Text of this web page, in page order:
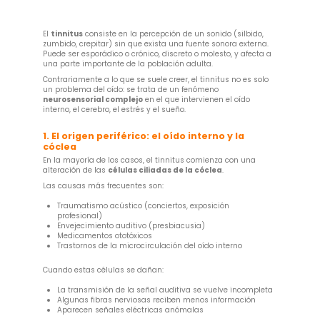
El tinnitusconsiste en la percepción de un sonido (silbido,
zumbido, crepitar) sin que exista una fuente sonora externa.
Puede ser esporádico o crónico, discreto o molesto, y afecta a
una parte importante de la población adulta.
Contrariamente a lo que se suele creer, el tinnitus no es solo
un problema del oído: se trata de un fenómeno
neurosensorial complejoen el que intervienen el oído
interno, el cerebro, el estrés y el sueño.
1. El origen periférico: el oído interno y la
cóclea
En la mayoría de los casos, el tinnitus comienza con una
alteración de las células ciliadas de la cóclea.
Las causas más frecuentes son:
Traumatismo acústico (conciertos, exposición
profesional)
Envejecimiento auditivo (presbiacusia)
Medicamentos ototóxicos
Trastornos de la microcirculación del oído interno
Cuando estas células se dañan:
La transmisión de la señal auditiva se vuelve incompleta
Algunas fibras nerviosas reciben menos información
Aparecen señales eléctricas anómalas